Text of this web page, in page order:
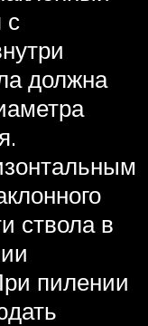
с
должна
ствола в
пилении